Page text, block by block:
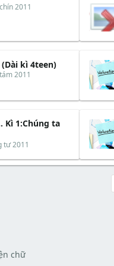
2011
kì 4teen)
2011
Kì 1:Chúng ta
tư 2011
chữ